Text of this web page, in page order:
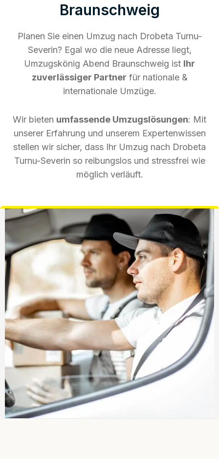
Braunschweig
Planen Sie einen Umzug nach Drobeta Turnu-
Severin? Egal wo die neue Adresse liegt,
Umzugskönig Abend Braunschweig ist Ihr
zuverlässiger Partner für nationale &
internationale Umzüge.
Wir bieten umfassende Umzugslösungen: Mit
unserer Erfahrung und unserem Expertenwissen
stellen wir sicher, dass Ihr Umzug nach Drobeta
Turnu-Severin so reibungslos und stressfrei wie
möglich verläuft.